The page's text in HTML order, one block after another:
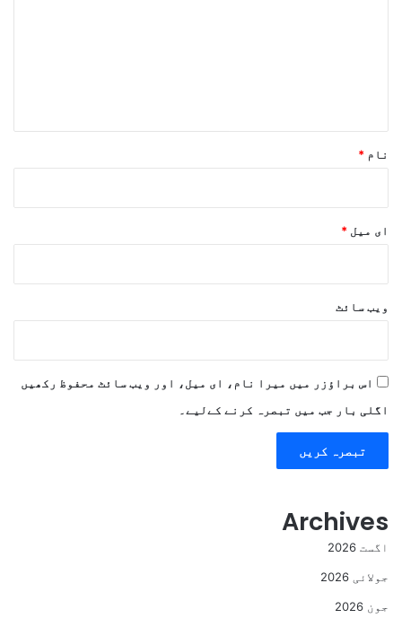
نام *
ای میل *
ویب‌ سائٹ
اس براؤزر میں میرا نام، ای میل، اور ویب سائٹ محفوظ رکھیں
اگلی بار جب میں تبصرہ کرنے کےلیے۔
Archives
اگست 2026
جولائی 2026
جون 2026